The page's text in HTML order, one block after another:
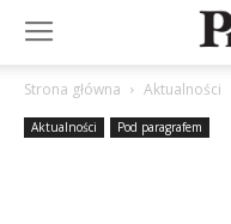
Strona główna Aktualności
Aktualności Pod paragrafem